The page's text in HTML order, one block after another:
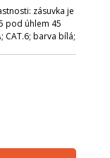
zásuvka je
pod úhlem 45
CAT.6; barva bílá;